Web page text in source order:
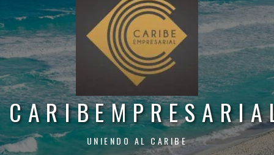
UNIENDO AL CARIBE